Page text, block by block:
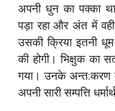
अपनी धुन का पक्का
पड़ा रहा और अंत में
उसकी क्रिया इतनी
की होगी। भिक्षुक का
गया। उनके अन्त:करण
अपनी सारी सम्पत्ति